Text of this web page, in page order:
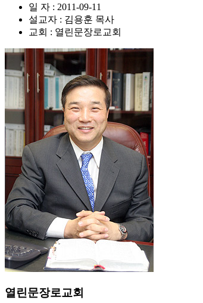
일 자 : 2011-09-11
설교자 : 김용훈 목사
교회 : 열린문장로교회
열린문장로교회